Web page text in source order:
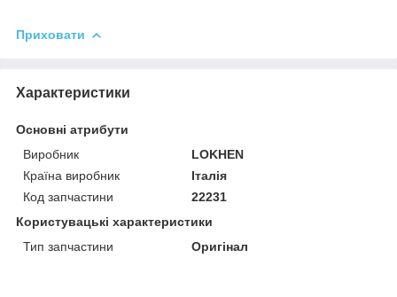
Приховати
Характеристики
Основні атрибути
Виробник
LOKHEN
Країна виробник
Італія
Код запчастини
22231
Користувацькi характеристики
Тип запчастини
Оригінал